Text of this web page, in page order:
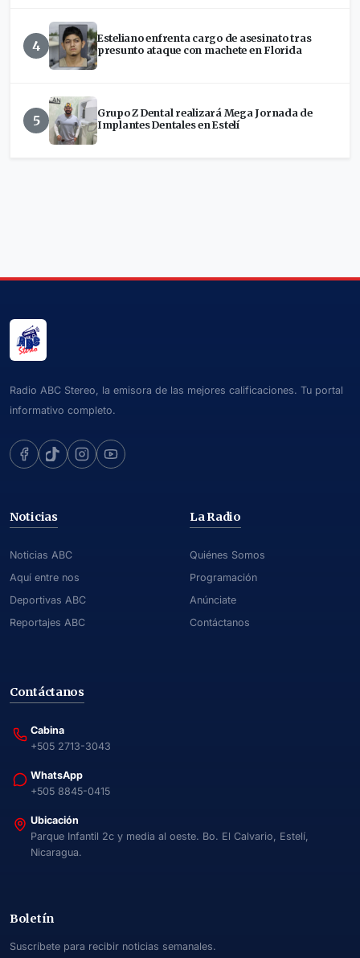
4
Esteliano enfrenta cargo de asesinato tras
presunto ataque con machete en Florida
5
Grupo Z Dental realizará Mega Jornada de
Implantes Dentales en Estelí
Radio ABC Stereo, la emisora de las mejores calificaciones. Tu portal
informativo completo.
Noticias
Noticias ABC
Aquí entre nos
Deportivas ABC
Reportajes ABC
La Radio
Quiénes Somos
Programación
Anúnciate
Contáctanos
Contáctanos
Cabina
+505 2713-3043
WhatsApp
+505 8845-0415
Ubicación
Parque Infantil 2c y media al oeste. Bo. El Calvario, Estelí,
Nicaragua.
Boletín
Suscríbete para recibir noticias semanales.